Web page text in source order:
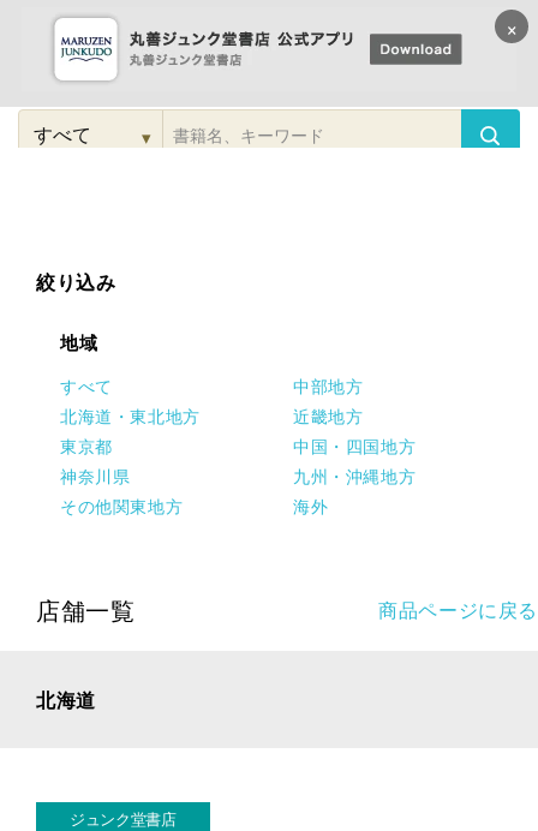
コンテンツに
進む
検
▾
絞り込み
地域
すべて
北海道・東北地方
東京都
神奈川県
その他関東地方
中部地方
近畿地方
中国・四国地方
九州・沖縄地方
海外
店舗一覧 商品ページに戻る
北海道
ジュンク堂書店
×